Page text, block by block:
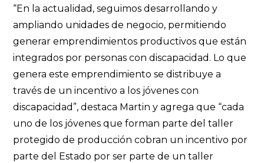
“En la actualidad, seguimos desarrollando y
ampliando unidades de negocio, permitiendo
generar emprendimientos productivos que están
integrados por personas con discapacidad. Lo que
genera este emprendimiento se distribuye a
través de un incentivo a los jóvenes con
discapacidad”, destaca Martin y agrega que “cada
uno de los jóvenes que forman parte del taller
protegido de producción cobran un incentivo por
parte del Estado por ser parte de un taller